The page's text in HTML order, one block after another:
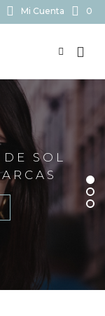
Mi Cuenta 0
SOL